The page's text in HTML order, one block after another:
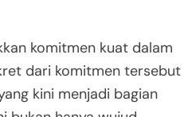
komitmen kuat dalam
dari komitmen tersebut
kini menjadi bagian